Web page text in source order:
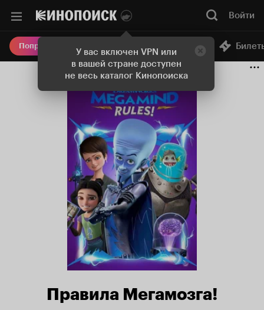
У вас включен VPN или
в вашей стране доступен
не весь каталог Кинопоиска
Войти
Попробовать Плюс Онлайн-кинотеатр
Правила Мегамозга!